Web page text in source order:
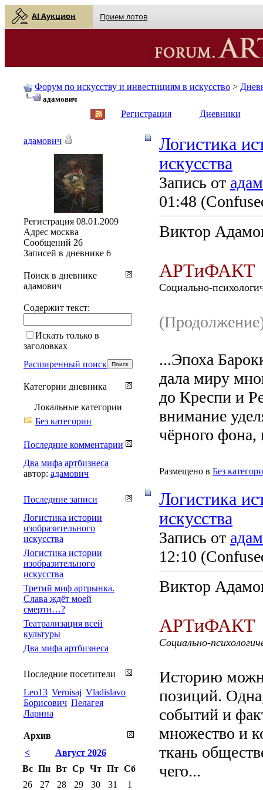
AI Аукцион Прием лотов
Форум по искусству и инвестициям в искусство >
адамович
Регистрация Дневники
Логистика
искусства
Запись от
01:48
Виктор
АРТиФАКТ
Социально-
...Эпоха
дала миру
до Креспи и
внимание
чёрного фона,
Размещено в Без
Логистика
искусства
Запись от
12:10
Виктор
АРТиФАКТ
Социально-
Историю
позиций.
событий и
множество и
ткань
чего...
адамович
Регистрация 08.01.2009
Адрес москва
Сообщений 26
Записей в дневнике 6
Поиск в дневнике
адамович
Содержит текст:
Искать только в
заголовках
Расширенный поиск
Категории дневника
Локальные категории
Без категории
Последние комментарии
Два мифа артбизнеса
автор: адамович
Последние записи
Логистика истории
изобразительного
искусства
Логистика истории
изобразительного
искусства
Третий миф артрынка.
Слава ждёт моей
смерти…?
Театрализация всей
культуры
Два мифа артбизнеса
Последние посетители
Leo13 Vernisaj Vladislavo
Борисович Пелагея
Ларина
Архив
<
Август 2026
Вс Пн Вт Ср Чт Пт Сб
26
27 28 29 30 31
1